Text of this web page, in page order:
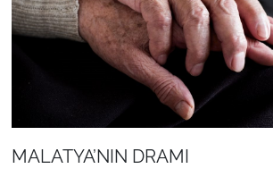
MALATYA’NIN DRAMI